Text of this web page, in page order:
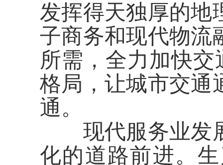
发挥得天独厚的地
子商务和现代物流
所需，全力加快交
格局，让城市交通
通。
现代服务业发展
化的道路前进。